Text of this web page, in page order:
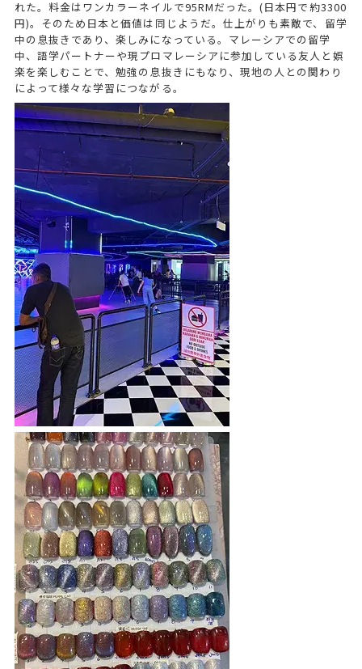
れた。料金はワンカラーネイルで95RMだった。(日本円で約3300
円)。そのため日本と価値は同じようだ。仕上がりも素敵で、留学
中の息抜きであり、楽しみになっている。マレーシアでの留学
中、語学パートナーや現プロマレーシアに参加している友人と娯
楽を楽しむことで、勉強の息抜きにもなり、現地の人との関わり
によって様々な学習につながる。